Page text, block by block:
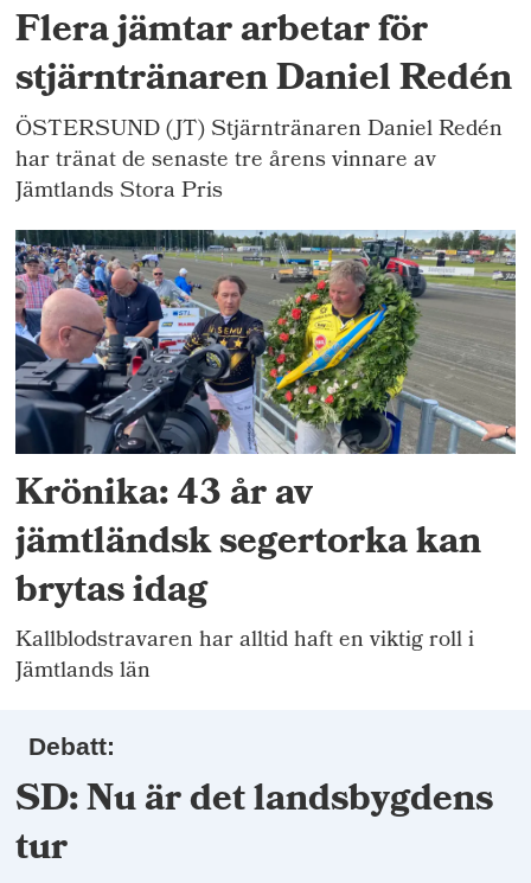
Flera jämtar arbetar för
stjärntränaren Daniel Redén
ÖSTERSUND (JT) Stjärntränaren Daniel Redén
har tränat de senaste tre årens vinnare av
Jämtlands Stora Pris
Krönika: 43 år av
jämtländsk segertorka kan
brytas idag
Kallblodstravaren har alltid haft en viktig roll i
Jämtlands län
Debatt:
SD: Nu är det landsbygdens
tur